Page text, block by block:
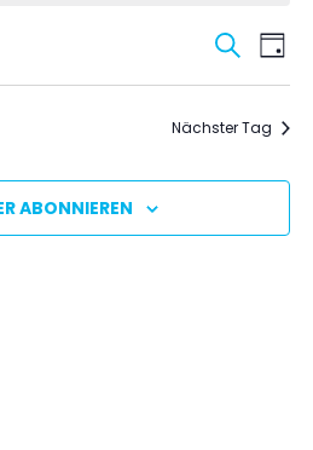
Suche
und
SUCHE
TAG
Nächster Tag
ABONNIEREN